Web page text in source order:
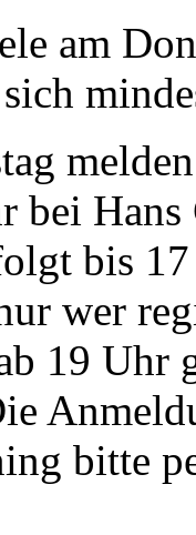
am
bei
bis
wer
19 Uhr
bitte